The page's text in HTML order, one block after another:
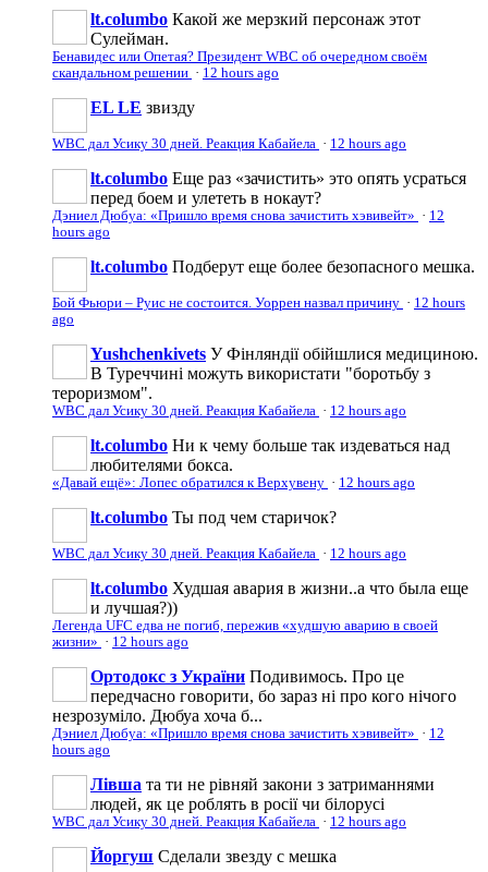
lt.columbo Какой же мерзкий персонаж этот
Сулейман.
Бенавидес или Опетая? Президент WBC об очередном своём
скандальном решении · 12 hours ago
EL LE звизду
WBC дал Усику 30 дней. Реакция Кабайела · 12 hours ago
lt.columbo Еще раз «зачистить» это опять усраться
перед боем и улететь в нокаут?
Дэниел Дюбуа: «Пришло время снова зачистить хэвивейт» · 12
hours ago
lt.columbo Подберут еще более безопасного мешка.
Бой Фьюри – Руис не состоится. Уоррен назвал причину · 12 hours
ago
Yushchenkivets У Фінляндії обійшлися медициною.
В Туреччині можуть використати "боротьбу з
тероризмом".
WBC дал Усику 30 дней. Реакция Кабайела · 12 hours ago
lt.columbo Ни к чему больше так издеваться над
любителями бокса.
«Давай ещё»: Лопес обратился к Верхувену · 12 hours ago
lt.columbo Ты под чем старичок?
WBC дал Усику 30 дней. Реакция Кабайела · 12 hours ago
lt.columbo Худшая авария в жизни..а что была еще
и лучшая?))
Легенда UFC едва не погиб, пережив «худшую аварию в своей
жизни» · 12 hours ago
Ортодокс з України Подивимось. Про це
передчасно говорити, бо зараз ні про кого нічого
незрозуміло. Дюбуа хоча б...
Дэниел Дюбуа: «Пришло время снова зачистить хэвивейт» · 12
hours ago
Лівша та ти не рівняй закони з затриманнями
людей, як це роблять в росії чи білорусі
WBC дал Усику 30 дней. Реакция Кабайела · 12 hours ago
Йоргуш Сделали звезду с мешка